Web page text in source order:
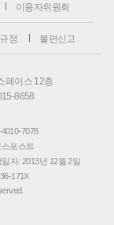
이용자위원회
정 불편신고
페이스 12층
8658
7078
포스트
자: 2013년 12월 2일
171X